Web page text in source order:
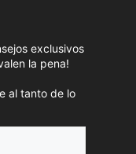
exclusivos
la pena!
al tanto de lo